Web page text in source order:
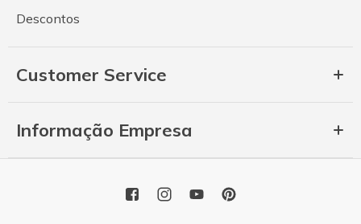
Descontos
Customer Service
Informação Empresa